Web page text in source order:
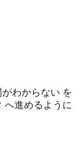
わからない を
へ進めるように